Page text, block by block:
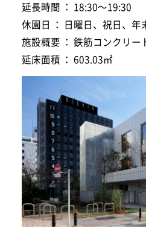
延長時間 ： 18:30～19:30
休園日 ： 日曜日、祝日、年
施設概要 ： 鉄筋コンクリー
延床面積 ： 603.03㎡